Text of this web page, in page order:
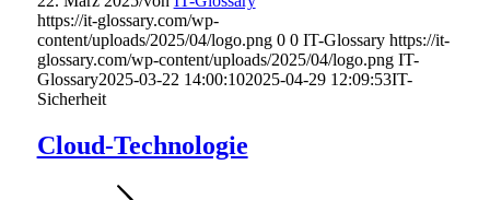
https://it-glossary.com/wp-
content/uploads/2025/04/logo.png 0 0 IT-Glossary https://it-
glossary.com/wp-content/uploads/2025/04/logo.png IT-
Glossary2025-03-22 14:00:102025-04-29 12:09:53IT-
Sicherheit
Cloud-Technologie